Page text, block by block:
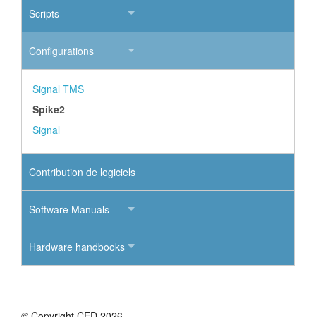
Scripts
Configurations
Signal TMS
Spike2
Signal
Contribution de logiciels
Software Manuals
Hardware handbooks